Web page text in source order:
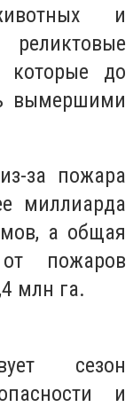
и
которые до
вымершими
за пожара
миллиарда
а общая
пожаров
млн га.
сезон
и